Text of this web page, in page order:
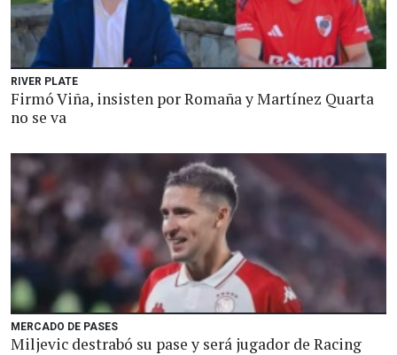
RIVER PLATE
Firmó Viña, insisten por Romaña y Martínez Quarta
no se va
MERCADO DE PASES
Miljevic destrabó su pase y será jugador de Racing